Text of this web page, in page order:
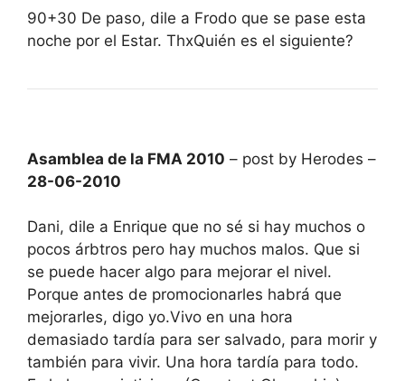
90+30 De paso, dile a Frodo que se pase esta
noche por el Estar. ThxQuién es el siguiente?
Asamblea de la FMA 2010 – post by Herodes –
28-06-2010
Dani, dile a Enrique que no sé si hay muchos o
pocos árbtros pero hay muchos malos. Que si
se puede hacer algo para mejorar el nivel.
Porque antes de promocionarles habrá que
mejorarles, digo yo.Vivo en una hora
demasiado tardía para ser salvado, para morir y
también para vivir. Una hora tardía para todo.